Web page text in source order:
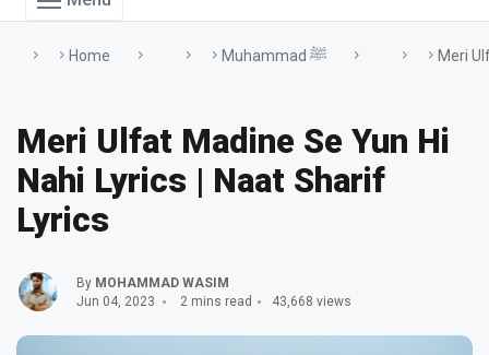
Home Muhammad ﷺ Meri
Meri Ulfat Madine Se Yun Hi
Nahi Lyrics | Naat Sharif
Lyrics
By MOHAMMAD WASIM
Jun 04, 2023
2 mins read 43,668 views